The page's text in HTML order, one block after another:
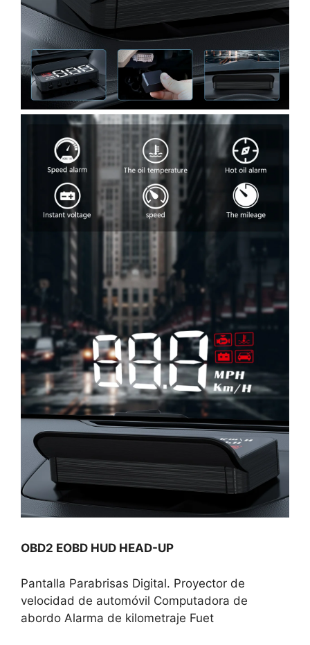
OBD2 EOBD HUD HEAD-UP
Pantalla Parabrisas Digital. Proyector de
velocidad de automóvil Computadora de
abordo Alarma de kilometraje Fuet